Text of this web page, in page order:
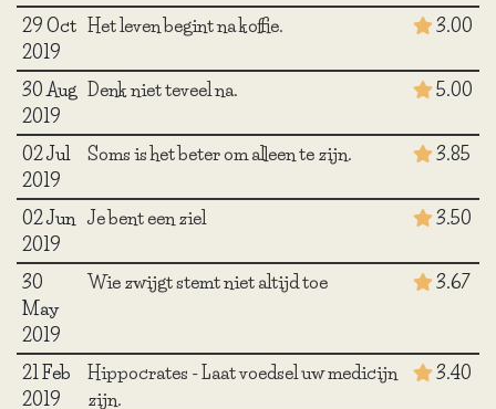
29 Oct
2019
Het leven begint na koffie. 3.00
30 Aug
2019
Denk niet teveel na. 5.00
02 Jul
2019
Soms is het beter om alleen te zijn. 3.85
02 Jun
2019
Je bent een ziel 3.50
30
May
2019
Wie zwijgt stemt niet altijd toe 3.67
21 Feb
2019
Hippocrates - Laat voedsel uw medicijn
zijn.
3.40